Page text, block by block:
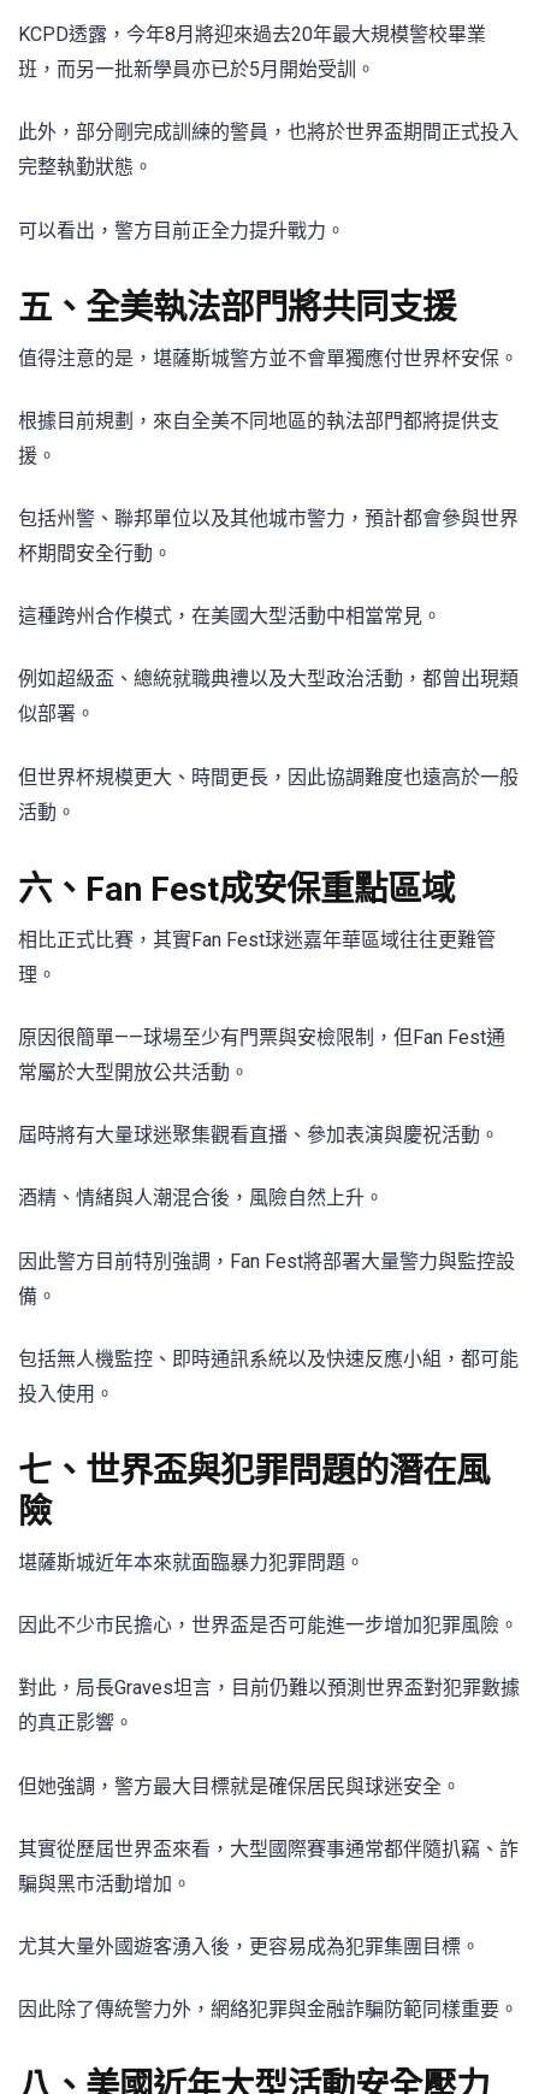
KCPD透露，今年8月將迎來過去20年最大規模警校畢業
班，而另一批新學員亦已於5月開始受訓。
此外，部分剛完成訓練的警員，也將於世界盃期間正式投入
完整執勤狀態。
可以看出，警方目前正全力提升戰力。
五、全美執法部門將共同支援
值得注意的是，堪薩斯城警方並不會單獨應付世界杯安保。
根據目前規劃，來自全美不同地區的執法部門都將提供支
援。
包括州警、聯邦單位以及其他城市警力，預計都會參與世界
杯期間安全行動。
這種跨州合作模式，在美國大型活動中相當常見。
例如超級盃、總統就職典禮以及大型政治活動，都曾出現類
似部署。
但世界杯規模更大、時間更長，因此協調難度也遠高於一般
活動。
六、Fan Fest成安保重點區域
相比正式比賽，其實Fan Fest球迷嘉年華區域往往更難管
理。
原因很簡單——球場至少有門票與安檢限制，但Fan Fest通
常屬於大型開放公共活動。
屆時將有大量球迷聚集觀看直播、參加表演與慶祝活動。
酒精、情緒與人潮混合後，風險自然上升。
因此警方目前特別強調，Fan Fest將部署大量警力與監控設
備。
包括無人機監控、即時通訊系統以及快速反應小組，都可能
投入使用。
七、世界盃與犯罪問題的潛在風
險
堪薩斯城近年本來就面臨暴力犯罪問題。
因此不少市民擔心，世界盃是否可能進一步增加犯罪風險。
對此，局長Graves坦言，目前仍難以預測世界盃對犯罪數據
的真正影響。
但她強調，警方最大目標就是確保居民與球迷安全。
其實從歷屆世界盃來看，大型國際賽事通常都伴隨扒竊、詐
騙與黑市活動增加。
尤其大量外國遊客湧入後，更容易成為犯罪集團目標。
因此除了傳統警力外，網絡犯罪與金融詐騙防範同樣重要。